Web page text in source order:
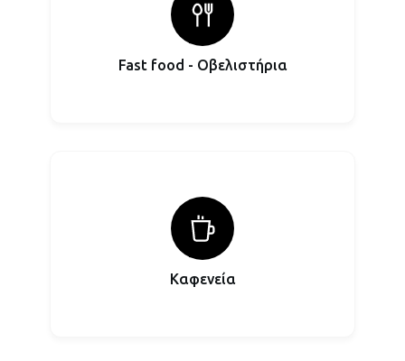
Fast food - Οβελιστήρια
Καφενεία